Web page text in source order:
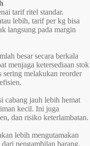
tarif ritel standar.
lebih, tarif per kg bisa
langsung pada margin
besar secara berkala
menjaga ketersediaan stok
sering melakukan reorder
cabang jauh lebih hemat
kecil. Ini juga
dan risiko keterlambatan.
lebih mengutamakan
pengambilan barang,